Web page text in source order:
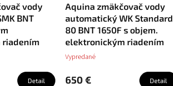
vody
BNT
riadením
Detail
Aquina zmäkčovač vody
automatický WK Standard
80 BNT 1650F s objem.
elektronickým riadením
Vypredané
650 € Detail